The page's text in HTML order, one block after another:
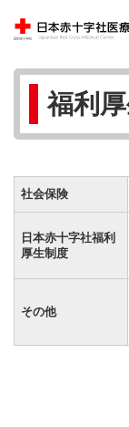
福利
社会保険
日本赤十字社福利
厚生制度
その他